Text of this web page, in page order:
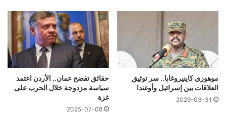
موهوزي كاينيروغابا.. سر توثيق
العلاقات بين إسرائيل وأوغندا
2026-03-31
حقائق تفضح عمان.. الأردن اعتمد
سياسة مزدوجة خلال الحرب على
غزة
2025-07-08